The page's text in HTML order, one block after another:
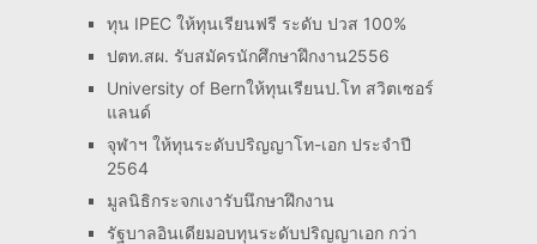
ทุน IPEC ให้ทุนเรียนฟรี ระดับ ปวส 100%
ปตท.สผ. รับสมัครนักศึกษาฝึกงาน2556
University of Bernให้ทุนเรียนป.โท สวิตเซอร์
แลนด์
จุฬาฯ ให้ทุนระดับปริญญาโท-เอก ประจำปี
2564
มูลนิธิกระจกเงารับนึกษาฝึกงาน
รัฐบาลอินเดียมอบทุนระดับปริญญาเอก กว่า